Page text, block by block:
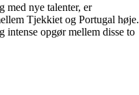
med nye talenter, er
Tjekkiet og Portugal høje.
intense opgør mellem disse to